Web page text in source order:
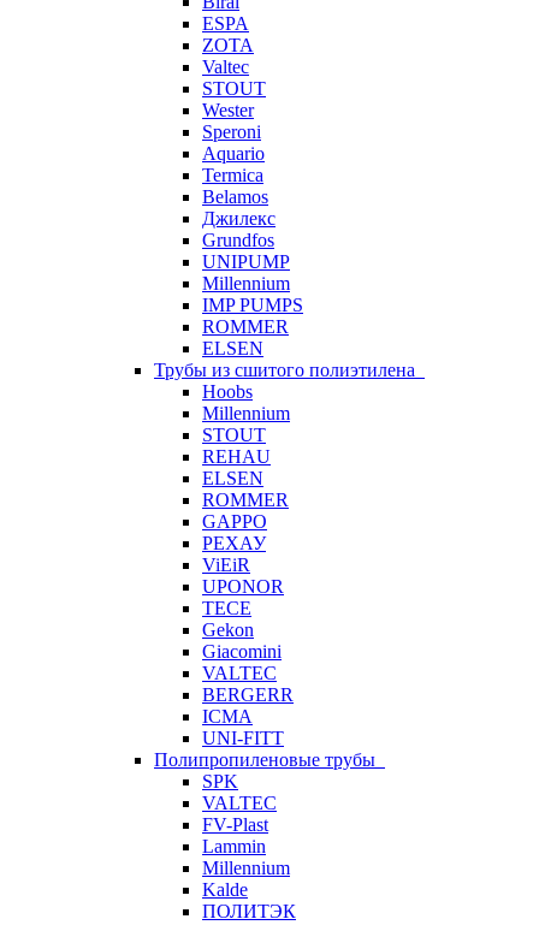
ESPA
ZOTA
Valtec
STOUT
Wester
Speroni
Aquario
Termica
Belamos
Джилекс
Grundfos
UNIPUMP
Millennium
IMP PUMPS
ROMMER
ELSEN
Трубы из сшитого полиэтилена
Hoobs
Millennium
STOUT
REHAU
ELSEN
ROMMER
GAPPO
РЕХАУ
ViEiR
UPONOR
TECE
Gekon
Giacomini
VALTEC
BERGERR
ICMA
UNI-FITT
Полипропиленовые трубы
SPK
VALTEC
FV-Plast
Lammin
Millennium
Kalde
ПОЛИТЭК